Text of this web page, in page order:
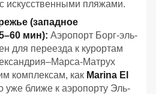
искусственными пляжами.
(западное
мин): Аэропорт Борг-эль-
для переезда к курортам
Матрух
комплексам, как Marina El
уже ближе к аэропорту Эль-